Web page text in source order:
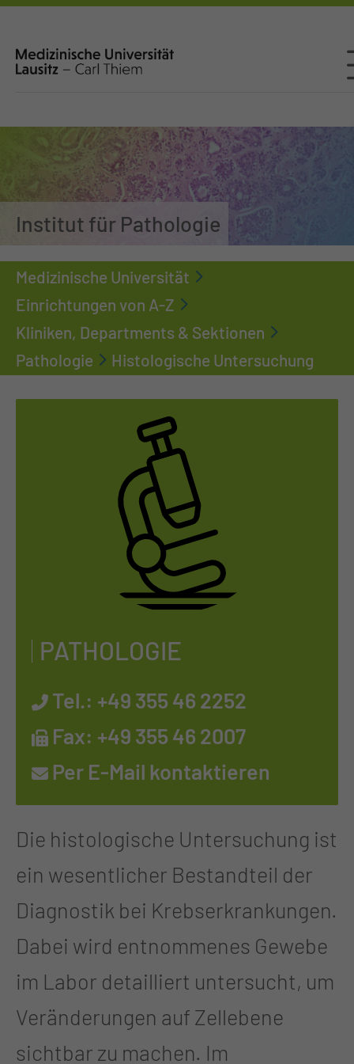
Institut für Pathologie
Medizinische Universität
Einrichtungen von A-Z
Kliniken, Departments & Sektionen
Pathologie
Histologische Untersuchung
PA­THO­LO­GIE
Tel.: +49 355 46 2252
Fax: +49 355 46 2007
Per E-Mail kontaktieren
Die histologische Untersuchung ist
ein wesentlicher Bestandteil der
Diagnostik bei Krebserkrankungen.
Dabei wird entnommenes Gewebe
im Labor detailliert untersucht, um
Veränderungen auf Zellebene
sichtbar zu machen. Im